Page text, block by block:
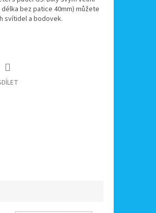
bez patice 40mm) můžete
svítidel a bodovek.